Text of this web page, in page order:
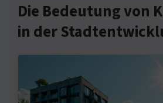
Die Bedeutung von
in der